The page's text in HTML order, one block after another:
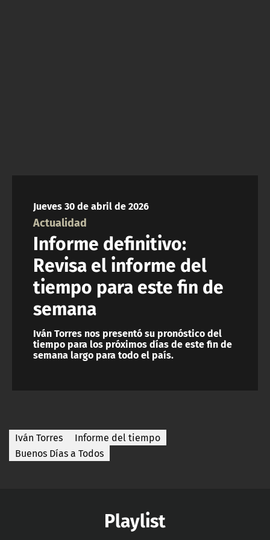
Jueves 30 de abril de 2026
Actualidad
Informe definitivo:
Revisa el informe del
tiempo para este fin de
semana
Iván Torres nos presentó su pronóstico del
tiempo para los próximos días de este fin de
semana largo para todo el país.
Iván Torres
Informe del tiempo
Buenos Días a Todos
Playlist